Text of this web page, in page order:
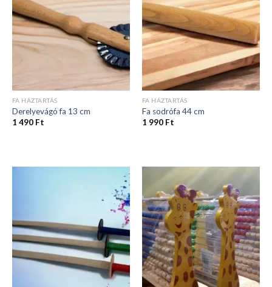
FA HÁZTARTÁS
Derelyevágó fa 13 cm
1 490 Ft
FA HÁZTARTÁS
Fa sodrófa 44 cm
1 990 Ft